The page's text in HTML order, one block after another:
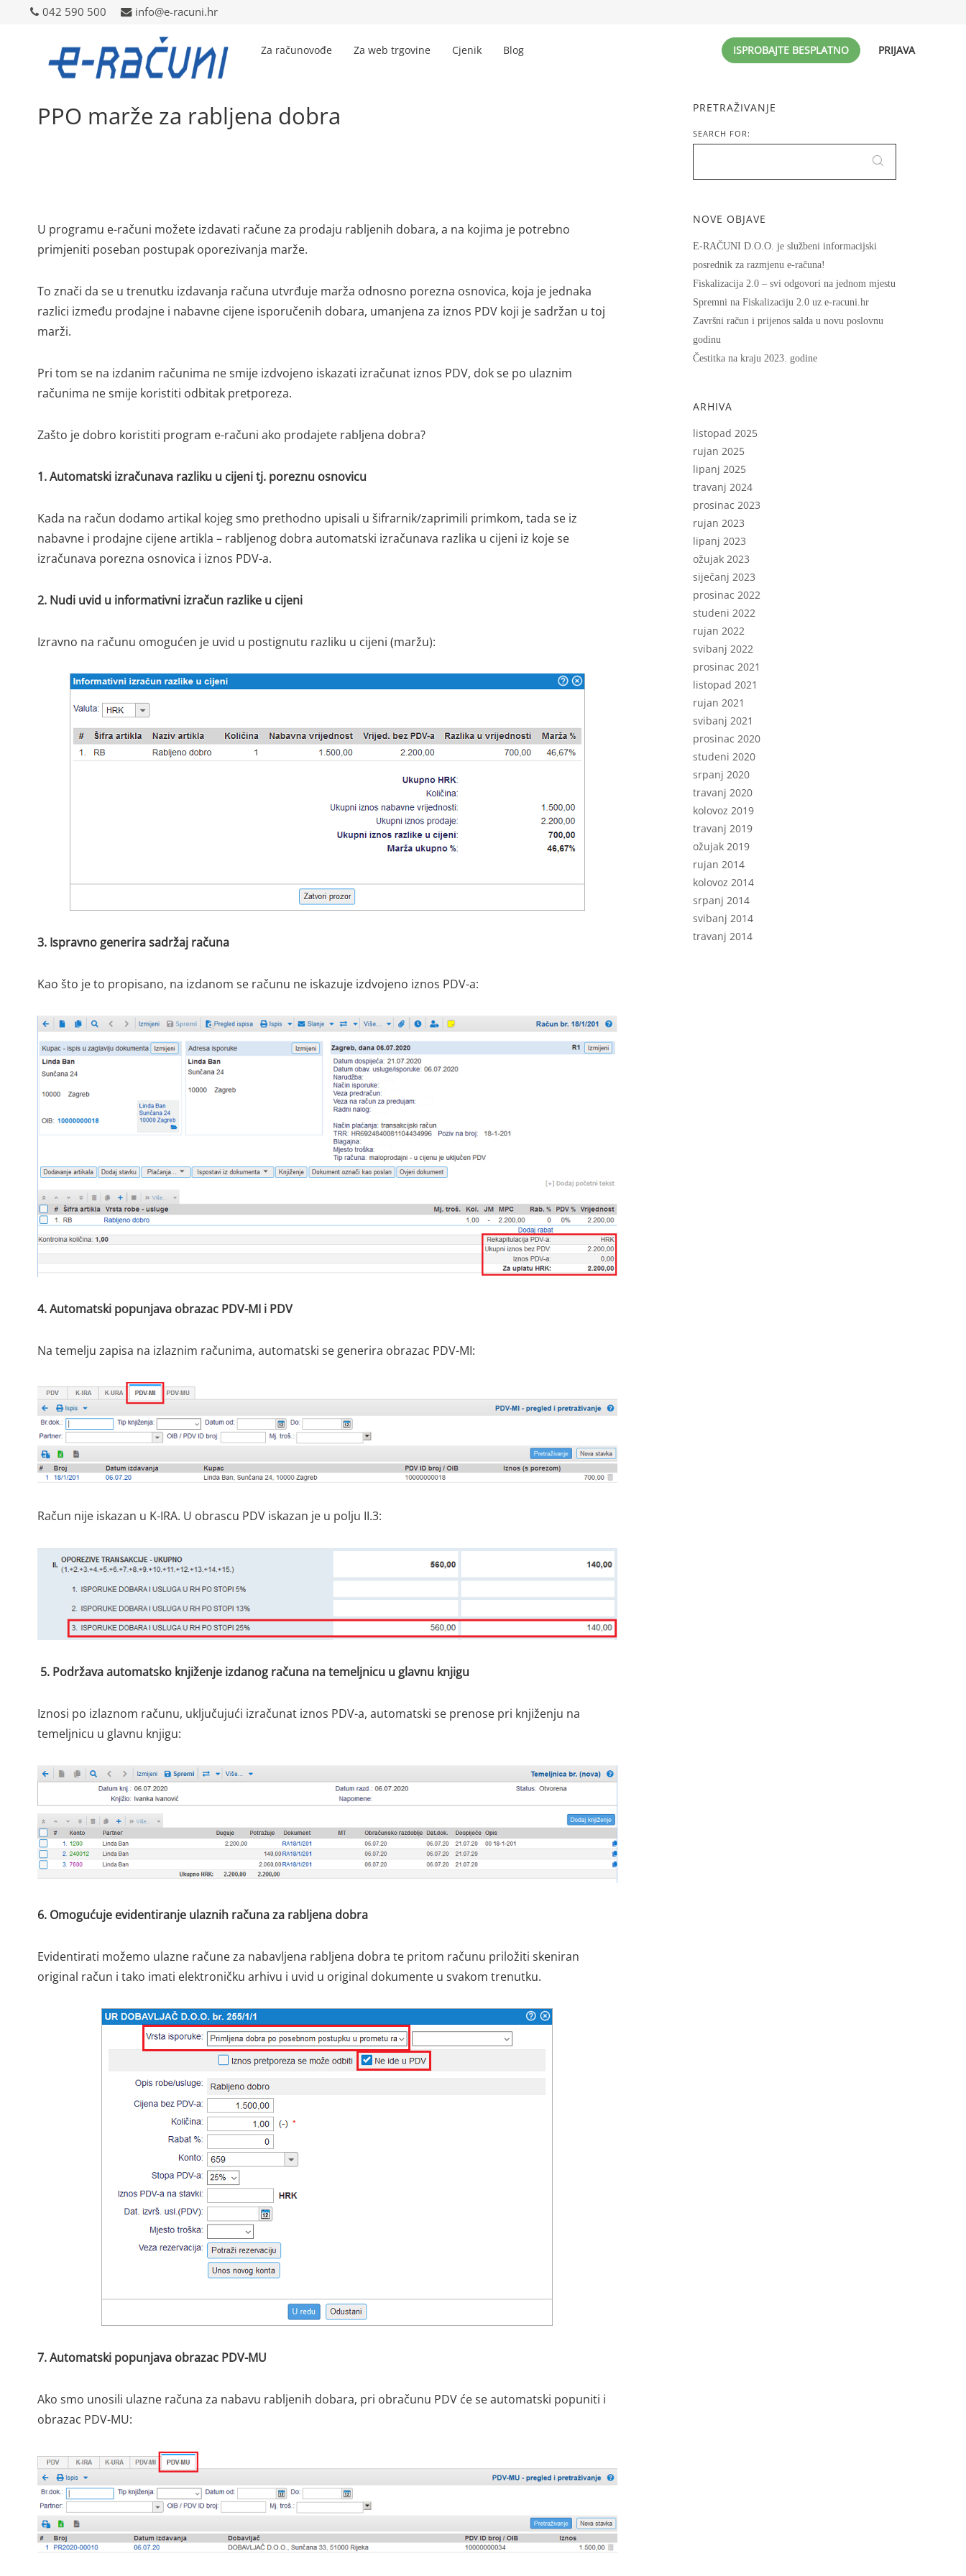
042 590 500 info@e-racuni.hr
Za računovođe Za web trgovine Cjenik Blog ISPROBAJTE BESPLATNO PRIJAVA
042 590 500 info@e-racuni.hr
PPO marže za rabljena dobra
U programu e-računi možete izdavati račune za prodaju rabljenih dobara, a na kojima je potrebno
primjeniti poseban postupak oporezivanja marže.
To znači da se u trenutku izdavanja računa utvrđuje marža odnosno porezna osnovica, koja je jednaka
razlici između prodajne i nabavne cijene isporučenih dobara, umanjena za iznos PDV koji je sadržan u toj
marži.
Pri tom se na izdanim računima ne smije izdvojeno iskazati izračunat iznos PDV, dok se po ulaznim
računima ne smije koristiti odbitak pretporeza.
Zašto je dobro koristiti program e-računi ako prodajete rabljena dobra?
1. Automatski izračunava razliku u cijeni tj. poreznu osnovicu
Kada na račun dodamo artikal kojeg smo prethodno upisali u šifrarnik/zaprimili primkom, tada se iz
nabavne i prodajne cijene artikla – rabljenog dobra automatski izračunava razlika u cijeni iz koje se
izračunava porezna osnovica i iznos PDV-a.
2. Nudi uvid u informativni izračun razlike u cijeni
Izravno na računu omogućen je uvid u postignutu razliku u cijeni (maržu):
3. Ispravno generira sadržaj računa
Kao što je to propisano, na izdanom se računu ne iskazuje izdvojeno iznos PDV-a:
4. Automatski popunjava obrazac PDV-MI i PDV
Na temelju zapisa na izlaznim računima, automatski se generira obrazac PDV-MI:
Račun nije iskazan u K-IRA. U obrascu PDV iskazan je u polju II.3:
5. Podržava automatsko knjiženje izdanog računa na temeljnicu u glavnu knjigu
Iznosi po izlaznom računu, uključujući izračunat iznos PDV-a, automatski se prenose pri knjiženju na
temeljnicu u glavnu knjigu:
6. Omogućuje evidentiranje ulaznih računa za rabljena dobra
Evidentirati možemo ulazne račune za nabavljena rabljena dobra te pritom računu priložiti skeniran
original račun i tako imati elektroničku arhivu i uvid u original dokumente u svakom trenutku.
7. Automatski popunjava obrazac PDV-MU
Ako smo unosili ulazne računa za nabavu rabljenih dobara, pri obračunu PDV će se automatski popuniti i
obrazac PDV-MU:
PRETRAŽIVANJE
SEARCH FOR:
NOVE OBJAVE
E-RAČUNI D.O.O. je službeni informacijski
posrednik za razmjenu e-računa!
Fiskalizacija 2.0 – svi odgovori na jednom mjestu
Spremni na Fiskalizaciju 2.0 uz e-racuni.hr
Završni račun i prijenos salda u novu poslovnu
godinu
Čestitka na kraju 2023. godine
ARHIVA
listopad 2025
rujan 2025
lipanj 2025
travanj 2024
prosinac 2023
rujan 2023
lipanj 2023
ožujak 2023
siječanj 2023
prosinac 2022
studeni 2022
rujan 2022
svibanj 2022
prosinac 2021
listopad 2021
rujan 2021
svibanj 2021
prosinac 2020
studeni 2020
srpanj 2020
travanj 2020
kolovoz 2019
travanj 2019
ožujak 2019
rujan 2014
kolovoz 2014
srpanj 2014
svibanj 2014
travanj 2014